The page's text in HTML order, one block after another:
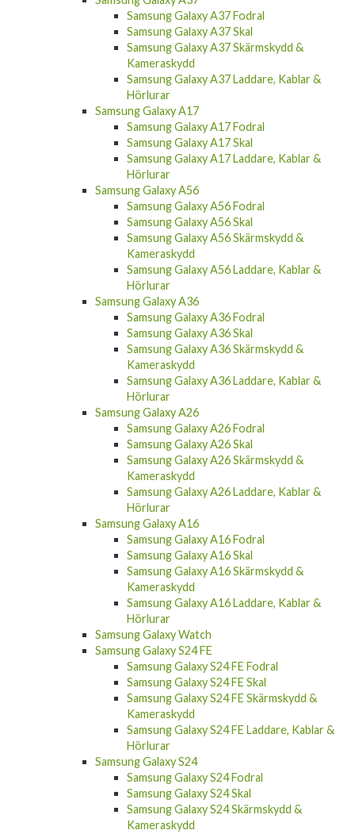
Samsung Galaxy A37 Fodral
Samsung Galaxy A37 Skal
Samsung Galaxy A37 Skärmskydd &
Kameraskydd
Samsung Galaxy A37 Laddare, Kablar &
Hörlurar
Samsung Galaxy A17
Samsung Galaxy A17 Fodral
Samsung Galaxy A17 Skal
Samsung Galaxy A17 Laddare, Kablar &
Hörlurar
Samsung Galaxy A56
Samsung Galaxy A56 Fodral
Samsung Galaxy A56 Skal
Samsung Galaxy A56 Skärmskydd &
Kameraskydd
Samsung Galaxy A56 Laddare, Kablar &
Hörlurar
Samsung Galaxy A36
Samsung Galaxy A36 Fodral
Samsung Galaxy A36 Skal
Samsung Galaxy A36 Skärmskydd &
Kameraskydd
Samsung Galaxy A36 Laddare, Kablar &
Hörlurar
Samsung Galaxy A26
Samsung Galaxy A26 Fodral
Samsung Galaxy A26 Skal
Samsung Galaxy A26 Skärmskydd &
Kameraskydd
Samsung Galaxy A26 Laddare, Kablar &
Hörlurar
Samsung Galaxy A16
Samsung Galaxy A16 Fodral
Samsung Galaxy A16 Skal
Samsung Galaxy A16 Skärmskydd &
Kameraskydd
Samsung Galaxy A16 Laddare, Kablar &
Hörlurar
Samsung Galaxy Watch
Samsung Galaxy S24 FE
Samsung Galaxy S24 FE Fodral
Samsung Galaxy S24 FE Skal
Samsung Galaxy S24 FE Skärmskydd &
Kameraskydd
Samsung Galaxy S24 FE Laddare, Kablar &
Hörlurar
Samsung Galaxy S24
Samsung Galaxy S24 Fodral
Samsung Galaxy S24 Skal
Samsung Galaxy S24 Skärmskydd &
Kameraskydd